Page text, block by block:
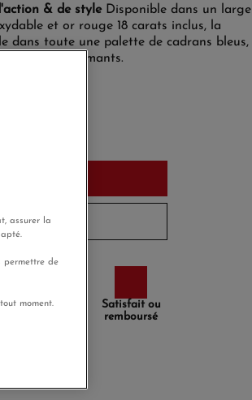
& de style Disponible dans un large
et or rouge 18 carats inclus, la
dans toute une palette de cadrans bleus,
index diamants.
à 8 jours
Paiement
Satisfait ou
remboursé
assurer la
permettre de
moment.